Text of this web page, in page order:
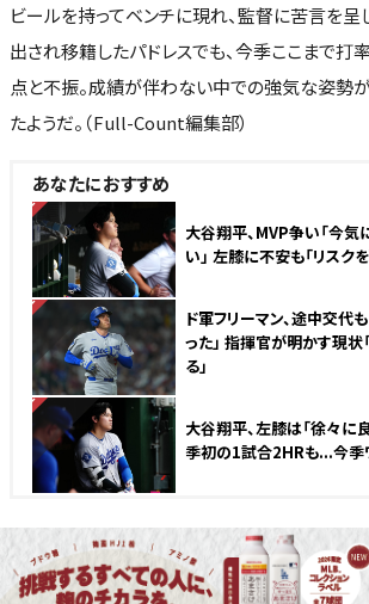
ビールを持ってベンチに現れ、監督に苦言を呈
出され移籍したパドレスでも、今季ここまで打
点と不振。成績が伴わない中での強気な姿勢
たようだ。（Full-Count編集部）
あなたにおすすめ
NEW
大谷翔平、MVP争い「今気
い」 左膝に不安も「リスク
NEW
ド軍フリーマン、途中交代
った」 指揮官が明かす現状
る」
NEW
大谷翔平、左膝は「徐々に
季初の1試合2HRも...今季